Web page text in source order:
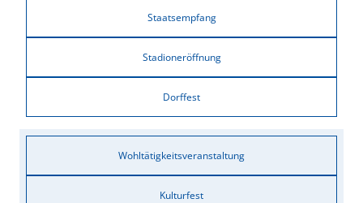
Staatsempfang
Stadioneröffnung
Dorffest
Wohltätigkeitsveranstaltung
Kulturfest